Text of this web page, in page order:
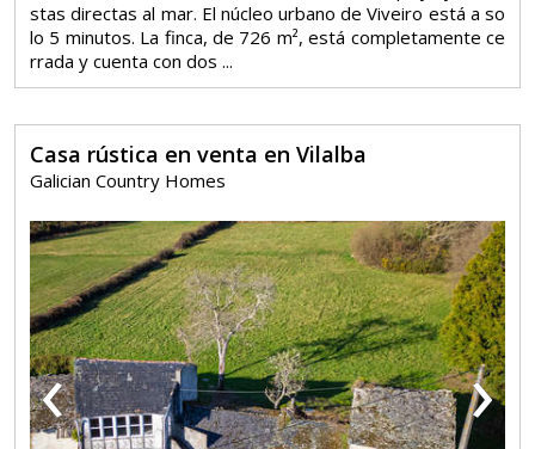
stas directas al mar. El núcleo urbano de Viveiro está a so
lo 5 minutos. La finca, de 726 m², está completamente ce
rrada y cuenta con dos ...
Casa rústica en venta en Vilalba
Galician Country Homes
‹ ›